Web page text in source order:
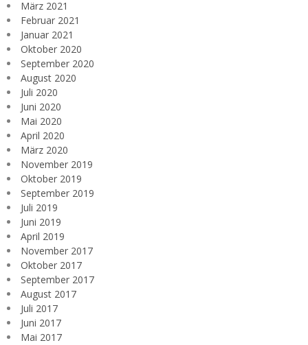
März 2021
Februar 2021
Januar 2021
Oktober 2020
September 2020
August 2020
Juli 2020
Juni 2020
Mai 2020
April 2020
März 2020
November 2019
Oktober 2019
September 2019
Juli 2019
Juni 2019
April 2019
November 2017
Oktober 2017
September 2017
August 2017
Juli 2017
Juni 2017
Mai 2017